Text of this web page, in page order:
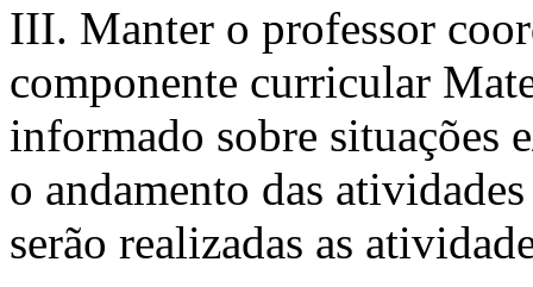
III. Manter o professor
componente curricular
informado sobre situações
o andamento das
serão realizadas as